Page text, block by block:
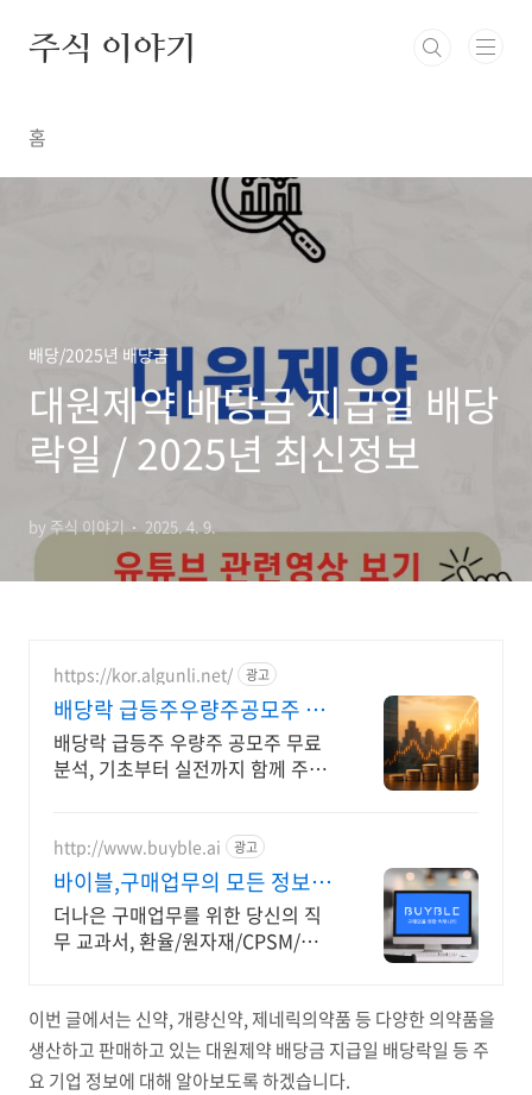
주식 이야기
홈
배당/2025년 배당금
대원제약 배당금 지급일 배당
락일 / 2025년 최신정보
by 주식 이야기 2025. 4. 9.
https://kor.algunli.net/ 광고
배당락 급등주우량주공모주 추
우량주 무료 공유
배당락 급등주 우량주 공모주 무료
분석, 기초부터 실전까지 함께 주식
http://www.buyble.ai 광고
바이블,구매업무의 모든 정보 구
매업무를 더 가능하게
더나은 구매업무를 위한 당신의 직
무 교과서, 환율/원자재/CPSM/현직
이번 글에서는 신약, 개량신약, 제네릭의약품 등 다양한 의약품을
생산하고 판매하고 있는 대원제약 배당금 지급일 배당락일 등 주
요 기업 정보에 대해 알아보도록 하겠습니다.